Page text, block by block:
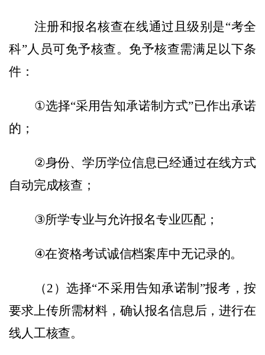
注册和报名核查在线通过且级别是“考全
科”人员可免予核查。免予核查需满足以下条
件：
①选择“采用告知承诺制方式”已作出承诺
的；
②身份、学历学位信息已经通过在线方式
自动完成核查；
③所学专业与允许报名专业匹配；
④在资格考试诚信档案库中无记录的。
（2 ）选择“不采用告知承诺制 ”报考，按
要求上传所需材料 ，确认报名信息后，进行在
线人工核查。